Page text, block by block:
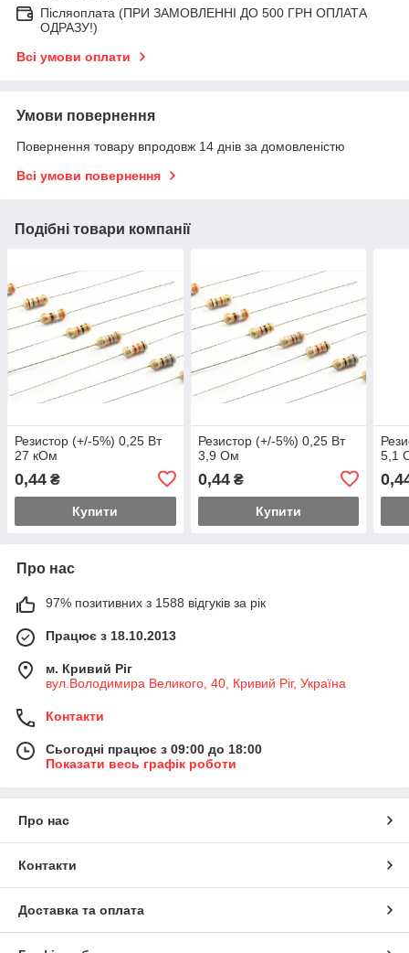
Післяоплата (ПРИ ЗАМОВЛЕННІ ДО 500 ГРН ОПЛАТА
ОДРАЗУ!)
Всі умови оплати
Умови повернення
Повернення товару впродовж 14 днів за домовленістю
Всі умови повернення
Подібні товари компанії
Резистор (+/-5%) 0,25 Вт
27 кОм
0,44 ₴
Купити
Резистор (+/-5%) 0,25 Вт
3,9 Ом
0,44₴
Купити
5,1
Про нас
97% позитивних з 1588 відгуків за рік
Працює з 18.10.2013
м. Кривий Ріг
вул.Володимира Великого, 40, Кривий Ріг, Україна
Контакти
Сьогодні працює з 09:00 до 18:00
Показати весь графік роботи
Про нас
Контакти
Доставка та оплата